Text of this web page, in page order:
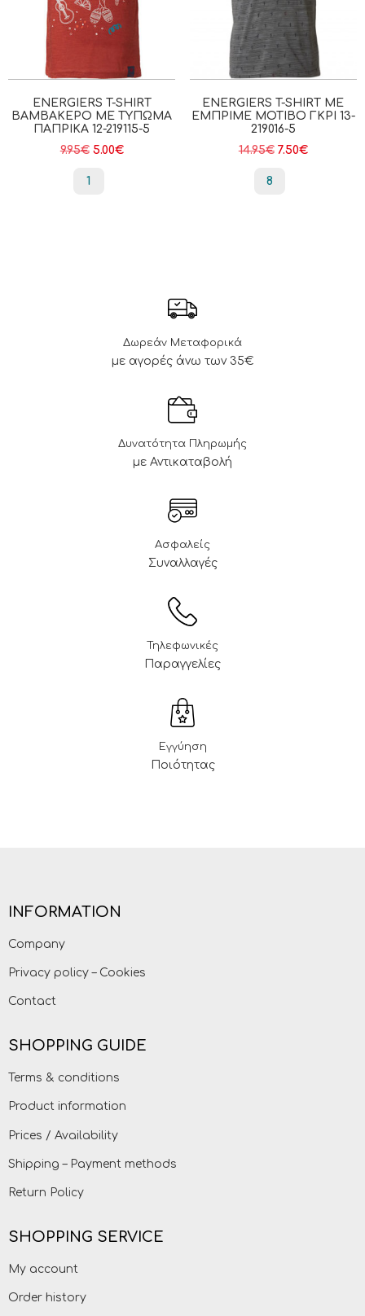
ENERGIERS T-SHIRT
ΒΑΜΒΑΚΕΡΌ ΜΕ ΤΎΠΩΜΑ
ΠΑΠΡΙΚΑ 12-219115-5
9.95€ 5.00€
1
ENERGIERS T-SHIRT ΜΕ
ΕΜΠΡΙΜΈ ΜΟΤΊΒΟ ΓΚΡΙ 13-
219016-5
14.95€ 7.50€
8
Δωρεάν Μεταφορικά
με αγορές άνω των 35€
Δυνατότητα Πληρωμής
με Αντικαταβολή
Ασφαλείς
Συναλλαγές
Τηλεφωνικές
Παραγγελίες
Εγγύηση
Ποιότητας
INFORMATION
Company
Privacy policy – Cookies
Contact
SHOPPING GUIDE
Terms & conditions
Product information
Prices / Availability
Shipping – Payment methods
Return Policy
SHOPPING SERVICE
My account
Order history